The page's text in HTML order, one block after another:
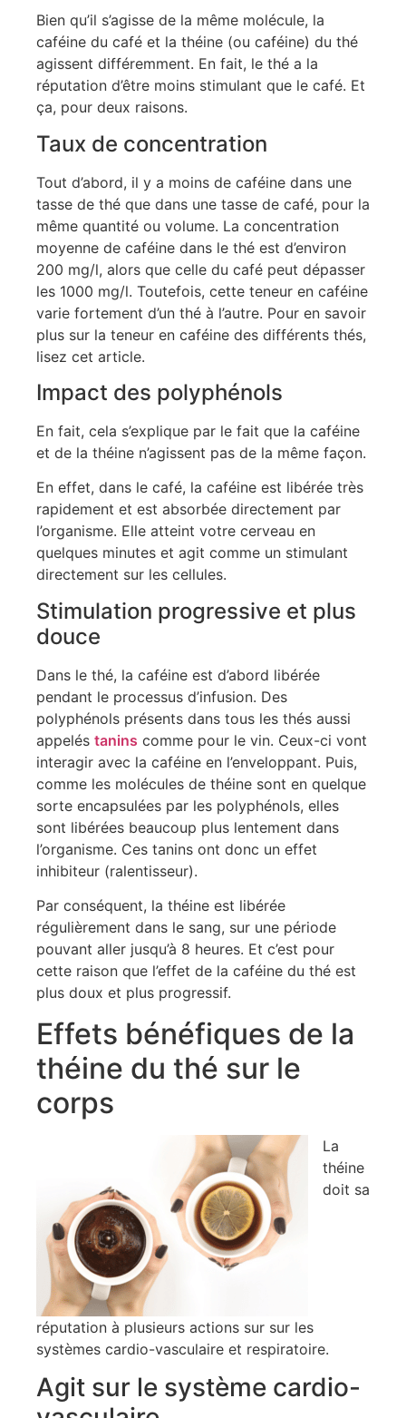
Bien qu’il s’agisse de la même molécule, la
caféine du café et la théine (ou caféine) du thé
agissent différemment. En fait, le thé a la
réputation d’être moins stimulant que le café. Et
ça, pour deux raisons.
Taux de concentration
Tout d’abord, il y a moins de caféine dans une
tasse de thé que dans une tasse de café, pour la
même quantité ou volume. La concentration
moyenne de caféine dans le thé est d’environ
200 mg/l, alors que celle du café peut dépasser
les 1000 mg/l. Toutefois, cette teneur en caféine
varie fortement d’un thé à l’autre. Pour en savoir
plus sur la teneur en caféine des différents thés,
lisez cet article.
Impact des polyphénols
En fait, cela s’explique par le fait que la caféine
et de la théine n’agissent pas de la même façon.
En effet, dans le café, la caféine est libérée très
rapidement et est absorbée directement par
l’organisme. Elle atteint votre cerveau en
quelques minutes et agit comme un stimulant
directement sur les cellules.
Stimulation progressive et plus
douce
Dans le thé, la caféine est d’abord libérée
pendant le processus d’infusion. Des
polyphénols présents dans tous les thés aussi
appelés tanins comme pour le vin. Ceux-ci vont
interagir avec la caféine en l’enveloppant. Puis,
comme les molécules de théine sont en quelque
sorte encapsulées par les polyphénols, elles
sont libérées beaucoup plus lentement dans
l’organisme. Ces tanins ont donc un effet
inhibiteur (ralentisseur).
Par conséquent, la théine est libérée
régulièrement dans le sang, sur une période
pouvant aller jusqu’à 8 heures. Et c’est pour
cette raison que l’effet de la caféine du thé est
plus doux et plus progressif.
Effets bénéfiques de la
théine du thé sur le
corps
La
théine
doit sa
réputation à plusieurs actions sur sur les
systèmes cardio-vasculaire et respiratoire.
Agit sur le système cardio-